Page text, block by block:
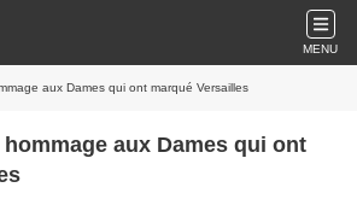
MENU
aux Dames qui ont marqué Versailles
aux Dames qui ont